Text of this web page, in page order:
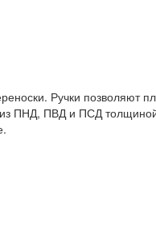
Ручки позволяют
из ПНД, ПВД и ПСД